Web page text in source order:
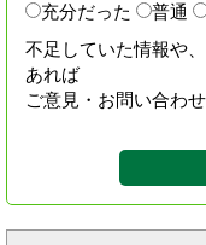
充分だった
普通
不足していた情報や
あれば
ご意見・お問い合わ